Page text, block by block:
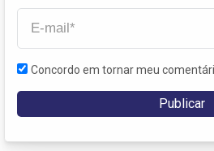
Concordo em tornar meu